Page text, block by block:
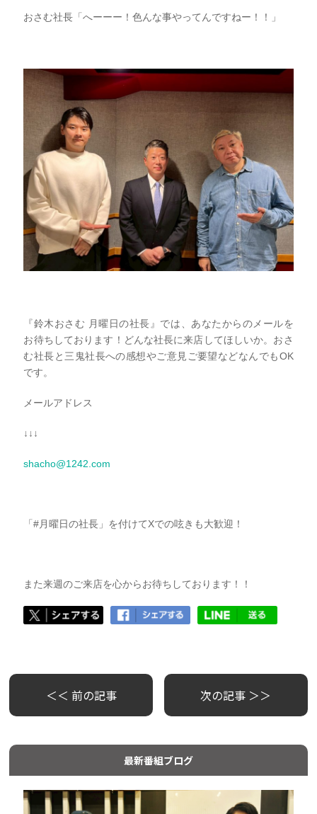
おさむ社長「へーーー！色んな事やってんですねー！！」
『鈴木おさむ 月曜日の社長』では、あなたからのメールを
お待ちしております！どんな社長に来店してほしいか。おさ
む社長と三鬼社長への感想やご意見ご要望などなんでもOK
です。
メールアドレス
↓↓↓
shacho@1242.com
「#月曜日の社長」を付けてXでの呟きも大歓迎！
また来週のご来店を心からお待ちしております！！
＜＜ 前の記事 次の記事 ＞＞
最新番組ブログ